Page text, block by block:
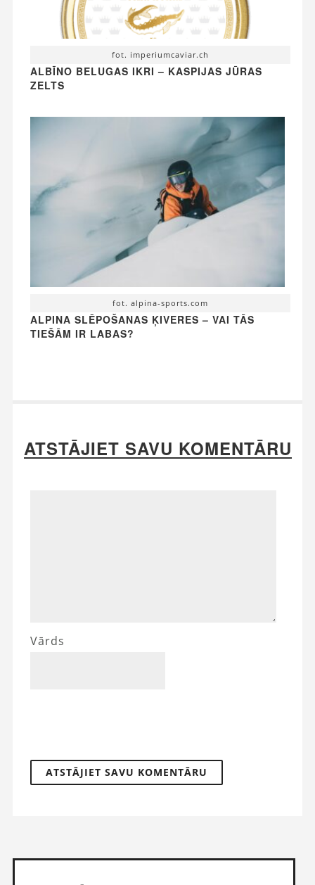
fot. imperiumcaviar.ch
ALBĪNO BELUGAS IKRI – KASPIJAS JŪRAS
ZELTS
fot. alpina-sports.com
ALPINA SLĒPOŠANAS ĶIVERES – VAI TĀS
TIEŠĀM IR LABAS?
ATSTĀJIET SAVU KOMENTĀRU
Vārds